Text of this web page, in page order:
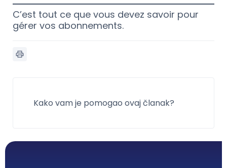
C’est tout ce que vous devez savoir pour
gérer vos abonnements.
Kako vam je pomogao ovaj članak?